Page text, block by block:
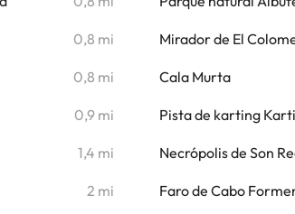
0,8 mi
0,8 mi
0,9 mi
1,4 mi
2 mi
Mirador de El
Cala Murta
Pista de karting
Necrópolis de Son
Faro de Cabo